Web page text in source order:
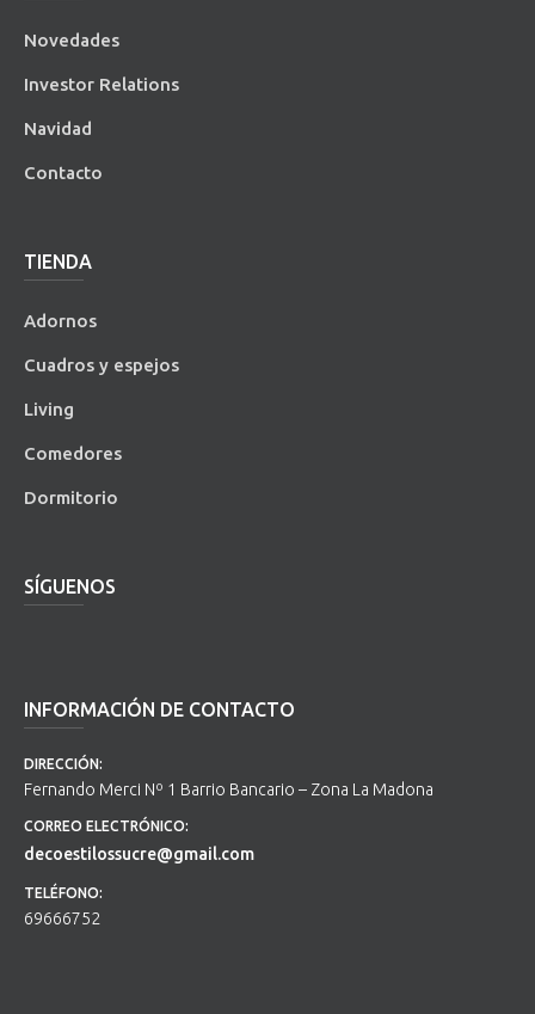
Novedades
Investor Relations
Navidad
Contacto
TIENDA
Adornos
Cuadros y espejos
Living
Comedores
Dormitorio
SÍGUENOS
INFORMACIÓN DE CONTACTO
DIRECCIÓN:
Fernando Merci Nº 1 Barrio Bancario – Zona La Madona
CORREO ELECTRÓNICO:
decoestilossucre@gmail.com
TELÉFONO:
69666752